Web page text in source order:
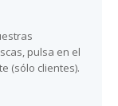
pulsa en el
(sólo clientes).